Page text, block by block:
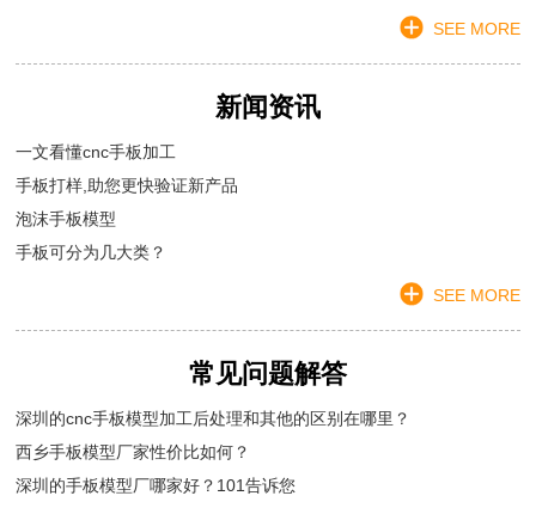
SEE MORE
新闻资讯
一文看懂cnc手板加工
手板打样,助您更快验证新产品
泡沫手板模型
手板可分为几大类？
SEE MORE
常见问题解答
深圳的cnc手板模型加工后处理和其他的区别在哪里？
西乡手板模型厂家性价比如何？
深圳的手板模型厂哪家好？101告诉您